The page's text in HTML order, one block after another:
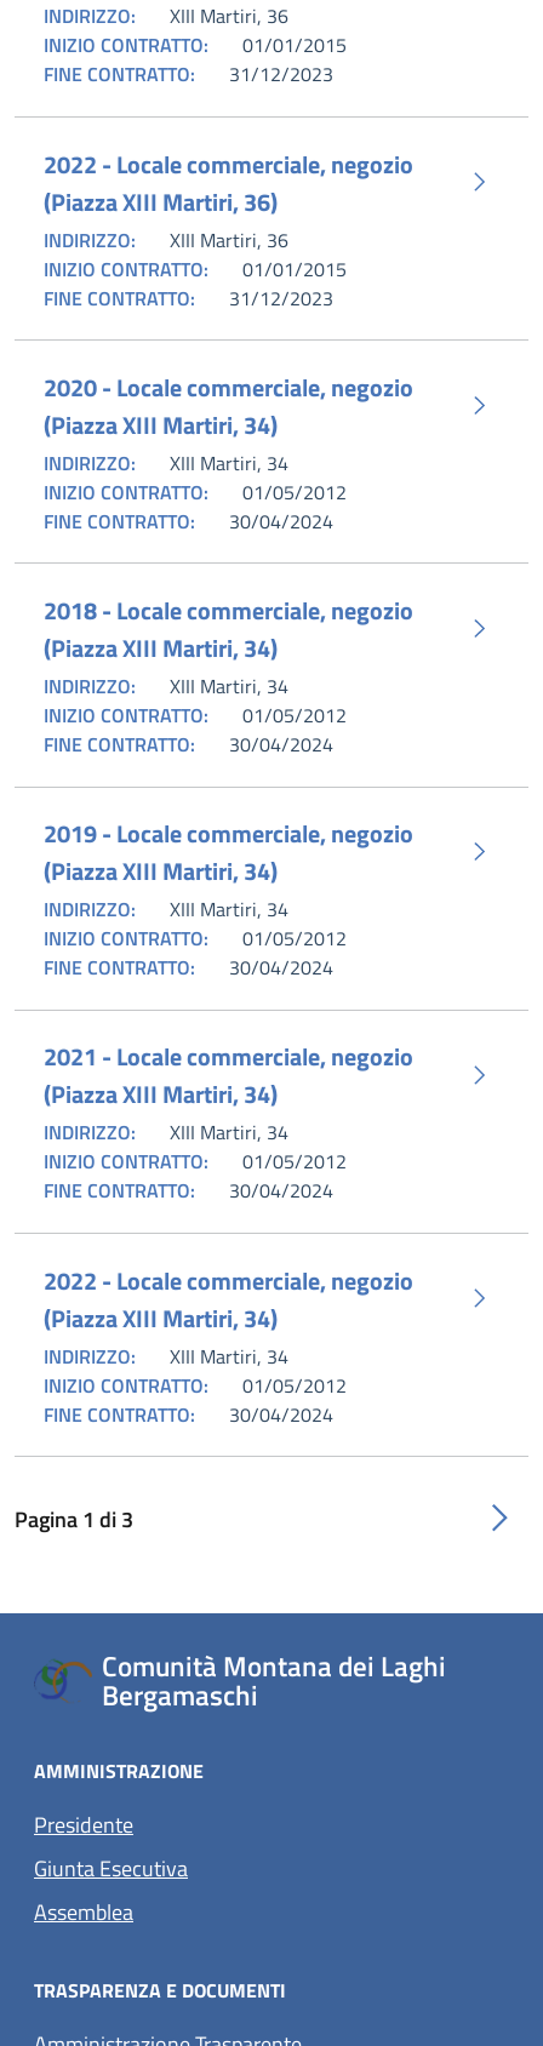
INDIRIZZO:
XIII Martiri, 36
INIZIO CONTRATTO:
01/01/2015
FINE CONTRATTO:
31/12/2023
2022 - Locale commerciale, negozio
(Piazza XIII Martiri, 36)
INDIRIZZO:
XIII Martiri, 36
INIZIO CONTRATTO:
01/01/2015
FINE CONTRATTO:
31/12/2023
2020 - Locale commerciale, negozio
(Piazza XIII Martiri, 34)
INDIRIZZO:
XIII Martiri, 34
INIZIO CONTRATTO:
01/05/2012
FINE CONTRATTO:
30/04/2024
2018 - Locale commerciale, negozio
(Piazza XIII Martiri, 34)
INDIRIZZO:
XIII Martiri, 34
INIZIO CONTRATTO:
01/05/2012
FINE CONTRATTO:
30/04/2024
2019 - Locale commerciale, negozio
(Piazza XIII Martiri, 34)
INDIRIZZO:
XIII Martiri, 34
INIZIO CONTRATTO:
01/05/2012
FINE CONTRATTO:
30/04/2024
2021 - Locale commerciale, negozio
(Piazza XIII Martiri, 34)
INDIRIZZO:
XIII Martiri, 34
INIZIO CONTRATTO:
01/05/2012
FINE CONTRATTO:
30/04/2024
2022 - Locale commerciale, negozio
(Piazza XIII Martiri, 34)
INDIRIZZO:
XIII Martiri, 34
INIZIO CONTRATTO:
01/05/2012
FINE CONTRATTO:
30/04/2024
Pagina1 di3
Comunità Montana dei Laghi
Bergamaschi
AMMINISTRAZIONE
Presidente
Giunta Esecutiva
Assemblea
TRASPARENZA E DOCUMENTI